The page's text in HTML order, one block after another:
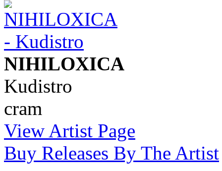
NIHILOXICA
Kudistro
cram
View Artist Page
Buy Releases By The Artist